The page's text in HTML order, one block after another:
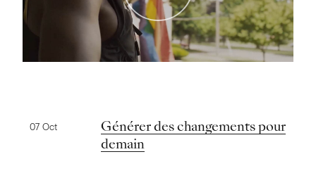
Nouvelles précédentes
07 Oct
Générer des changements pour
demain